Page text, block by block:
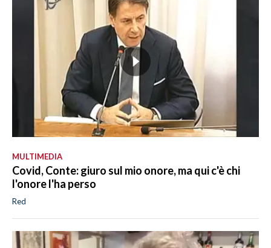
MULTIMEDIA
Covid, Conte: giuro sul mio onore, ma qui c'è chi
l'onore l'ha perso
Red